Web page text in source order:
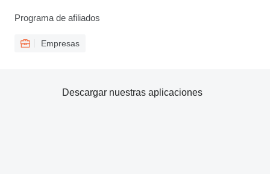
Programa de afiliados
Empresas
Descargar nuestras aplicaciones